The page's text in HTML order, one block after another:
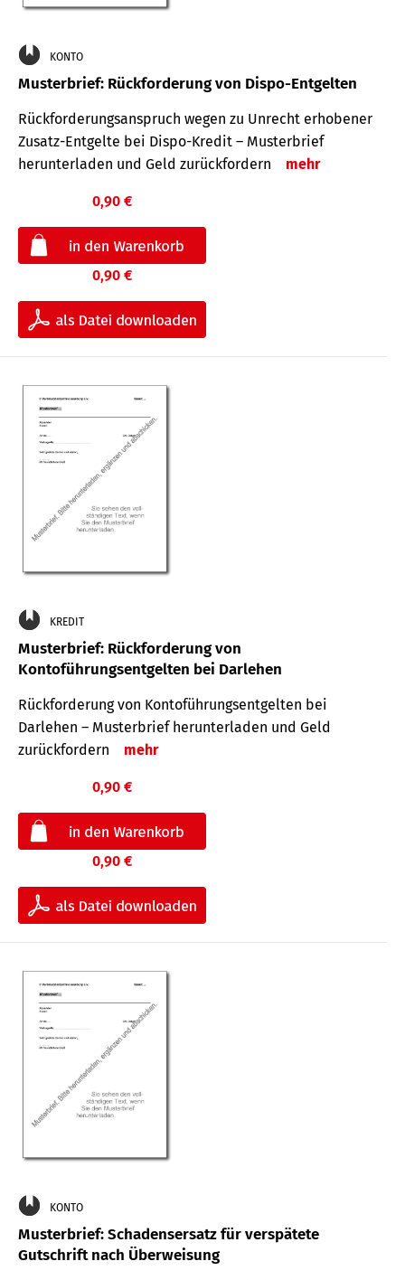
KONTO
Musterbrief: Rückforderung von Dispo-Entgelten
Rückforderungsanspruch wegen zu Unrecht erhobener
Zusatz-Entgelte bei Dispo-Kredit – Musterbrief
herunterladen und Geld zurückfordern
mehr
0,90 €
0,90 €
KREDIT
Musterbrief: Rückforderung von
Kontoführungsentgelten bei Darlehen
Rückforderung von Kontoführungsentgelten bei
Darlehen – Musterbrief herunterladen und Geld
zurückfordern
mehr
0,90 €
0,90 €
KONTO
Musterbrief: Schadensersatz für verspätete
Gutschrift nach Überweisung